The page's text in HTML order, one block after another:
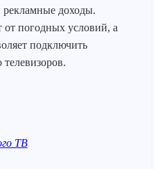
рекламные доходы.
от погодных условий, а
подключить
ТВ